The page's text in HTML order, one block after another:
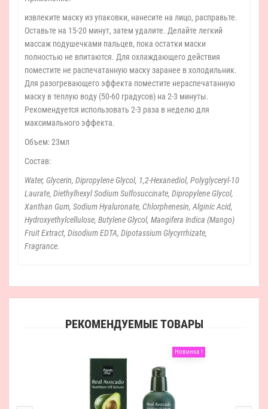
извлеките маску из упаковки, нанесите на лицо, расправьте.
Оставьте на 15-20 минут, затем удалите. Делайте легкий
массаж подушечками пальцев, пока остатки маски
полностью не впитаются. Для охлаждающего действия
поместите не распечатанную маску заранее в холодильник.
Для разогревающего эффекта поместите нераспечатанную
маску в теплую воду (50-60 градусов) на 2-3 минуты.
Рекомендуется использовать 2-3 раза в неделю для
максимального эффекта.
Объем: 23мл
Состав:
Water, Glycerin, Dipropylene Glycol, 1,2-Hexanediol, Polyglyceryl-10
Laurate, Diethylhexyl Sodium Sulfosuccinate, Dipropylene Glycol,
Xanthan Gum, Sodium Hyaluronate, Chlorphenesin, Alginic Acid,
Hydroxyethylcellulose, Butylene Glycol, Mangifera Indica (Mango)
Fruit Extract, Disodium EDTA, Dipotassium Glycyrrhizate,
Fragrance.
РЕКОМЕНДУЕМЫЕ ТОВАРЫ
Новинка !